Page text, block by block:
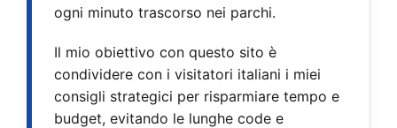
ogni minuto trascorso nei parchi.
Il mio obiettivo con questo sito è
condividere con i visitatori italiani i miei
consigli strategici per risparmiare tempo e
budget, evitando le lunghe code e